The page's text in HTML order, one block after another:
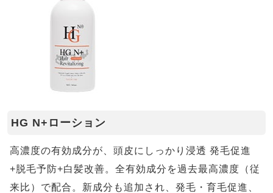
HG N+ローション
高濃度の有効成分が、頭皮にしっかり浸透 発毛促進
+脱毛予防+白髪改善。全有効成分を過去最高濃度（従
来比）で配合。新成分も追加され、発毛・育毛促進、